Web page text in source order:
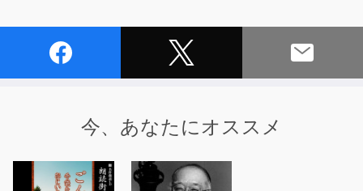
今、あなたにオススメ